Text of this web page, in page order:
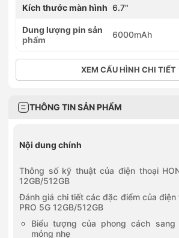
Kích thước màn hình 6.7"
Dung lượng pin sản
phẩm
6000mAh
XEM CẤU HÌNH CHI TIẾT
THÔNG TIN SẢN PHẨM
Nội dung chính
Thông số kỹ thuật của điện thoại
12GB/512GB
Đánh giá chi tiết các đặc điểm của điện
PRO 5G 12GB/512GB
Biểu tượng của phong cách
mỏng nhẹ